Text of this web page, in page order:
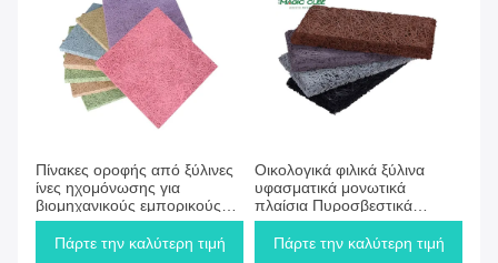
Πίνακες οροφής από ξύλινες
ίνες ηχομόνωσης για
βιομηχανικούς εμπορικούς
χώρους
Πάρτε την καλύτερη τιμή
Οικολογικά φιλικά ξύλινα
υφασματικά μονωτικά
πλαίσια Πυροσβεστικά
πλαίσια ξύλινων ινών
προσαρμοσμένα
Πάρτε την καλύτερη τιμή